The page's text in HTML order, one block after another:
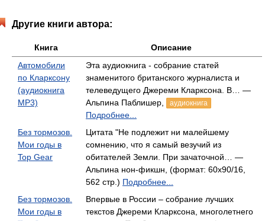
Другие книги автора:
Книга
Описание
Автомобили
по Кларксону
(аудиокнига
MP3)
Эта аудиокнига - собрание статей
знаменитого британского журналиста и
телеведущего Джереми Кларксона. В… —
Альпина Паблишер,
аудиокнига
Подробнее...
Без тормозов.
Мои годы в
Top Gear
Цитата "Не подлежит ни малейшему
сомнению, что я самый везучий из
обитателей Земли. При зачаточной… —
Альпина нон-фикшн, (формат: 60x90/16,
562 стр.) Подробнее...
Без тормозов.
Мои годы в
Впервые в России – собрание лучших
текстов Джереми Кларксона, многолетнего